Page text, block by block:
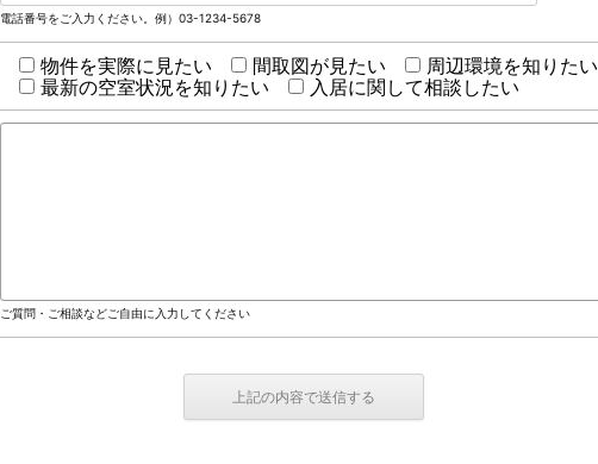
電話番号をご入力ください。例）03-1234-5678
物件を実際に見たい 間取図が見たい 周辺環境を知りたい
最新の空室状況を知りたい
入居に関して相談したい
ご質問・ご相談などご自由に入力してください